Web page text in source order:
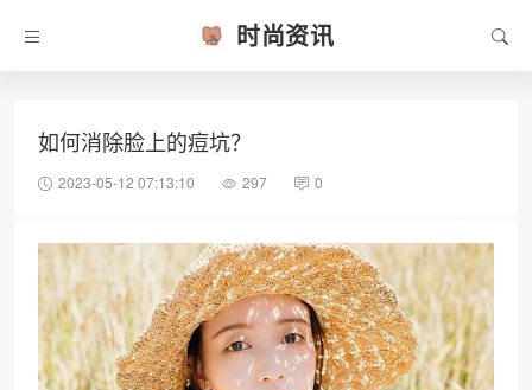
时尚资讯
如何消除脸上的痘坑？
2023-05-12 07:13:10 297 0